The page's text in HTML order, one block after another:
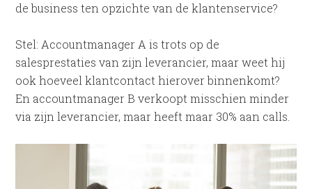
de business ten opzichte van de klantenservice?
Stel: Accountmanager A is trots op de
salesprestaties van zijn leverancier, maar weet hij
ook hoeveel klantcontact hierover binnenkomt?
En accountmanager B verkoopt misschien minder
via zijn leverancier, maar heeft maar 30% aan calls.